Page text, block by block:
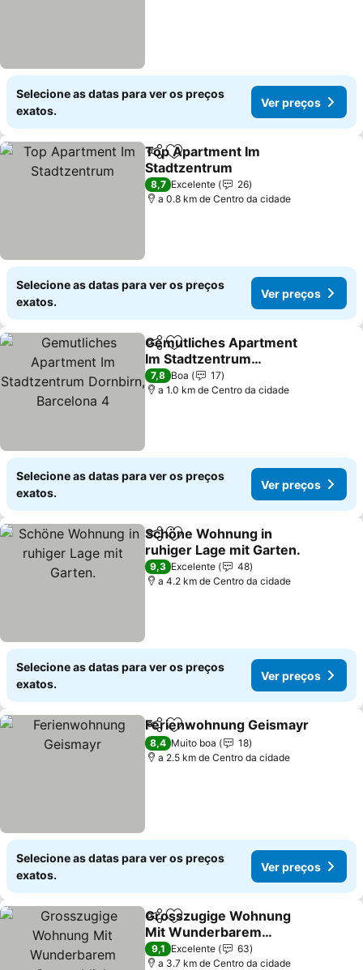
Selecione as datas para ver os preços
exatos.
Ver preços
PartilharAdicionar aos favoritos
Top Apartment Im
Stadtzentrum
8,7 Excelente
26
a 0.8 km de Centro da cidade
Selecione as datas para ver os preços
exatos.
Ver preços
PartilharAdicionar aos favoritos
Gemutliches Apartment
Im Stadtzentrum
Dornbirn, Barcelona 4
7,8 Boa
17
a 1.0 km de Centro da cidade
Selecione as datas para ver os preços
exatos.
Ver preços
PartilharAdicionar aos favoritos
Schöne Wohnung in
ruhiger Lage mit Garten.
9,3 Excelente
48
a 4.2 km de Centro da cidade
Selecione as datas para ver os preços
exatos.
Ver preços
PartilharAdicionar aos favoritos
Ferienwohnung Geismayr
8,4 Muito boa
18
a 2.5 km de Centro da cidade
Selecione as datas para ver os preços
exatos.
Ver preços
PartilharAdicionar aos favoritos
Grosszugige Wohnung
Mit Wunderbarem
Sonnenblick
9,1 Excelente
63
a 3.7 km de Centro da cidade